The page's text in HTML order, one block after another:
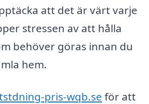
att det är värt varje
stressen av att hålla
behöver göras innan du
hem.
pris-wqb.se för att